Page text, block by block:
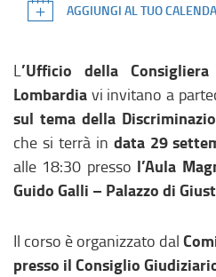
AGGIUNGI AL TUO
L ’Ufficio della
Lombardia vi invitano a
sul tema della
che si terrà in data 29
alle 18:30 presso l’Aula
Guido Galli – Palazzo di
Il corso è organizzato dal
presso il Consiglio